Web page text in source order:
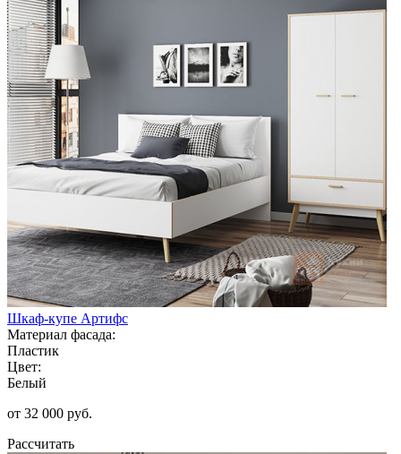
Шкаф-купе Артифс
Материал фасада:
Пластик
Цвет:
Белый
от 32 000 руб.
Рассчитать